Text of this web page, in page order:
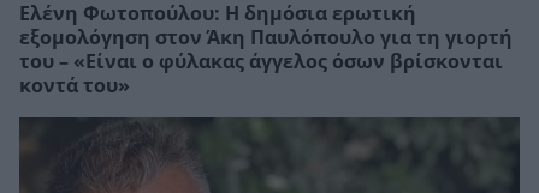
Ελένη Φωτοπούλου: Η δημόσια ερωτική
εξομολόγηση στον Άκη Παυλόπουλο για τη γιορτή
του – «Είναι ο φύλακας άγγελος όσων βρίσκονται
κοντά του»